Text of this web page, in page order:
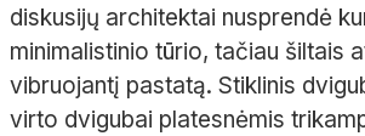
diskusijų architektai nusprendė
minimalistinio tūrio, tačiau šiltais
vibruojantį pastatą. Stiklinis
virto dvigubai platesnėmis